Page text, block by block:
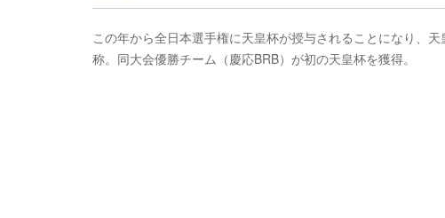
この年から全日本選手権に天皇杯が授与されることになり、
称。同大会優勝チーム（慶応BRB）が初の天皇杯を獲得。